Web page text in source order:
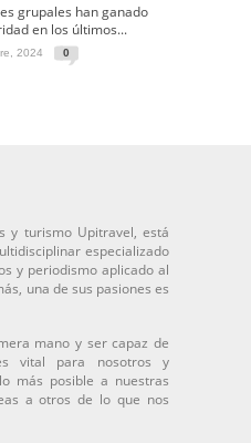
grupales han ganado
en los últimos...
2024 0
y turismo Upitravel, está
especializado
y periodismo aplicado al
una de sus pasiones es
mano y ser capaz de
vital para nosotros y
más posible a nuestras
a otros de lo que nos